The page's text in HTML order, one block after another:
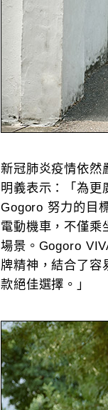
新冠肺炎疫情依然
明義表示：「為更
Gogoro 努力的目
電動機車，不僅乘
場景。Gogoro
牌精神，結合了容
款絕佳選擇。」